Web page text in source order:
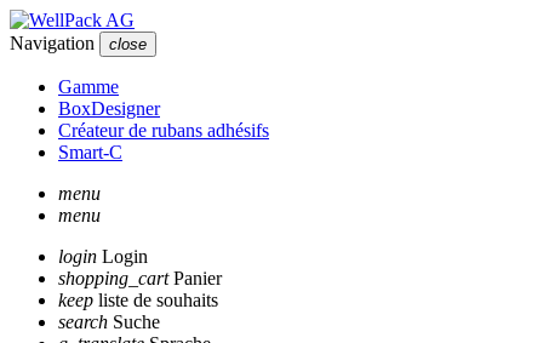
Navigation close
Gamme
BoxDesigner
Créateur de rubans adhésifs
Smart-C
menu
menu
login Login
shopping_cart Panier
keep liste de souhaits
search Suche